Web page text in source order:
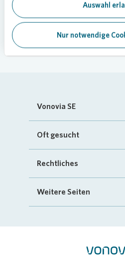
Auswahl
Nur notwendige
Vonovia SE
Startseite
Investoren
Oft gesucht
FAQ
„Mein Vonovia“ App
Mein Zuhause
Rechtliches
Impressum
Weitere Seiten